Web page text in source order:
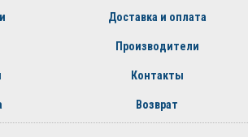
Доставка и оплата
Производители
Контакты
Возврат